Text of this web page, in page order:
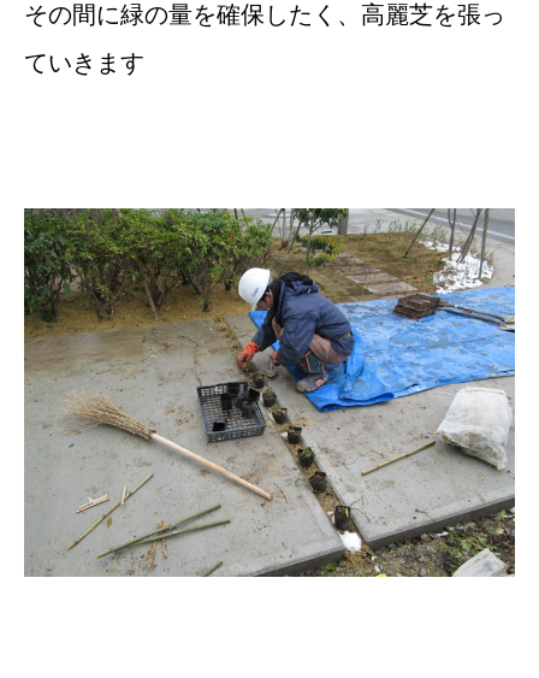
その間に緑の量を確保したく、高麗芝を張っ
ていきます